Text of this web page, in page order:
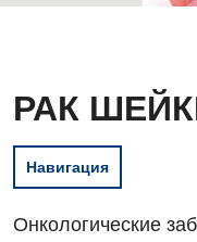
РАК
Навигация
Онкологические